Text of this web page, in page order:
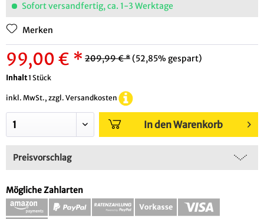
Sofort versandfertig, ca. 1-3 Werktage
Merken
99,00 € * 209,99 € *(52,85% gespart)
Inhalt1 Stück
inkl. MwSt., zzgl. Versandkosten
In den Warenkorb
Preisvorschlag
Mögliche Zahlarten